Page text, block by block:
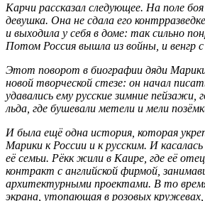
Карчи рассказал следующее. На поле
девушка. Она не сдала его
и выходила у себя в доме: так сильно
Потом Россия вышла из войны, и венгр
Этот поворот в биографии дяди
новой творческой стезе: он начал
удавались ему русские зимние пейзажи,
льда, где бушевали метели и мели
И была ещё одна история, которая
Марики к России и к русским. И
её семьи. Рёкк жили в Каире, где её
контракт с английской фирмой,
архитектурными проектами. В то
экрана, утопающая в розовых